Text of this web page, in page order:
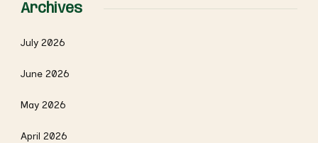
Archives
July 2026
June 2026
May 2026
April 2026